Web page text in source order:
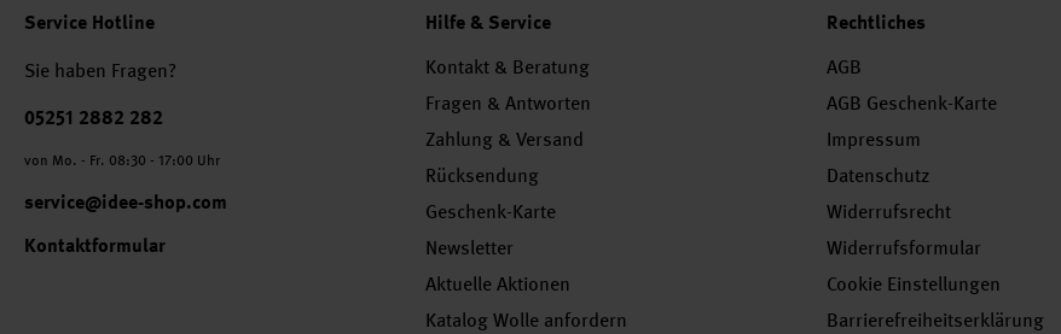
Service Hotline
Sie haben Fragen?
Telefonnummer
05251 2882 282
von Mo. - Fr. 08:30 - 17:00 Uhr
service@idee-shop.com
Kontaktformular
Hilfe & Service
Kontakt & Beratung
Fragen & Antworten
Zahlung & Versand
Rücksendung
Geschenk-Karte
Newsletter
Aktuelle Aktionen
Katalog Wolle anfordern
Rechtliches
AGB
AGB Geschenk-Karte
Impressum
Datenschutz
Widerrufsrecht
Widerrufsformular
Cookie Einstellungen
Barrierefreiheitserklärung